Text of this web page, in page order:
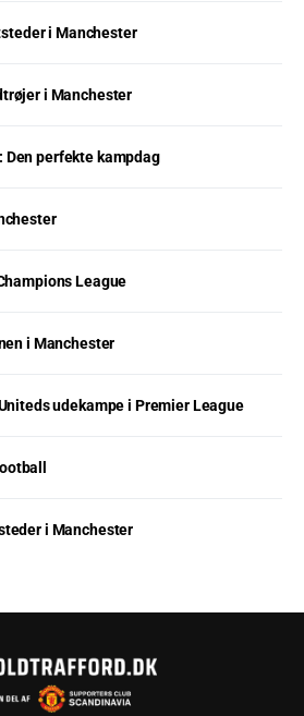
i Manchester
i Manchester
perfekte kampdag
League
i Manchester
udekampe i Premier League
i Manchester